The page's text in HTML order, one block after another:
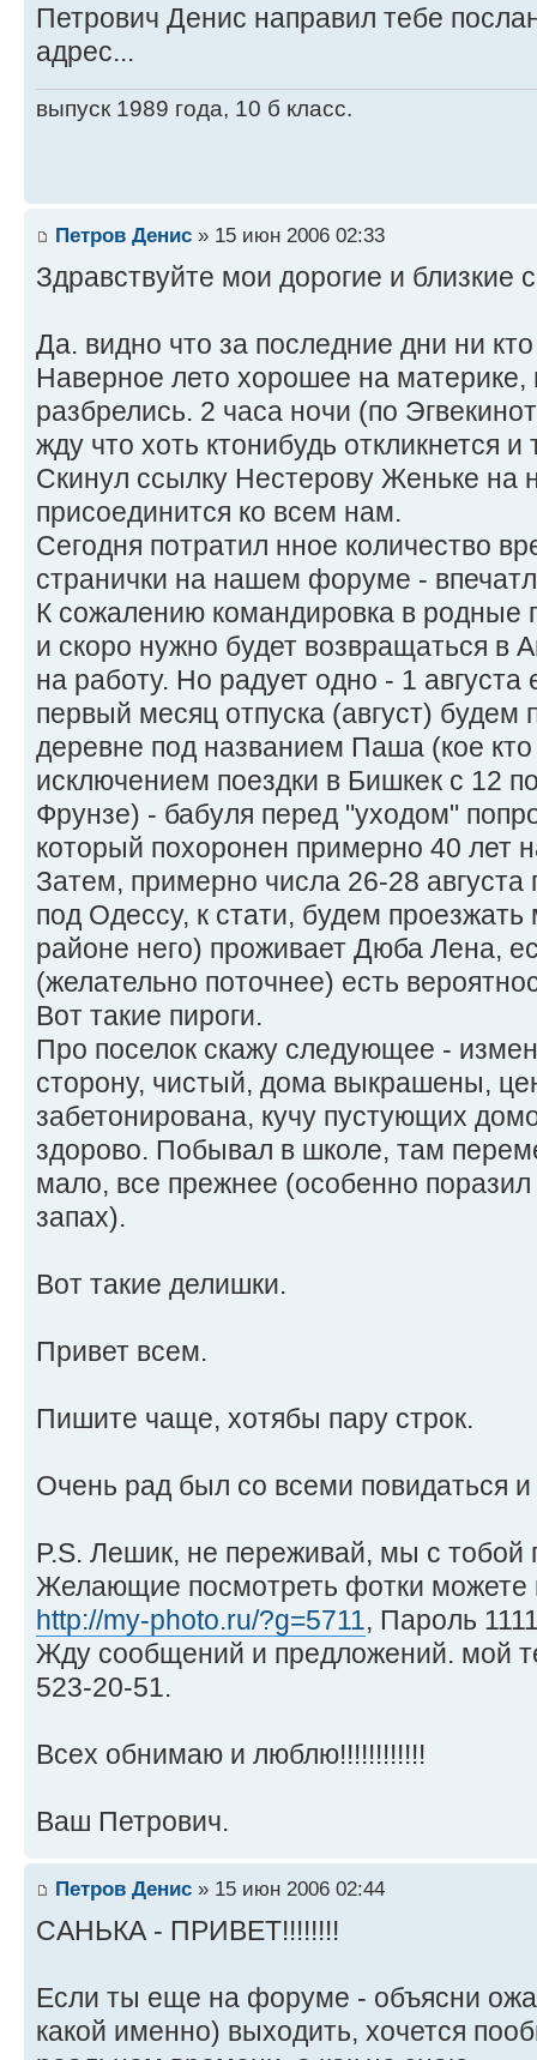
Петрович Денис направил тебе
адрес...
выпуск 1989 года, 10 б класс.
Петров Денис » 15 июн 2006 02:33
Здравствуйте мои дорогие и близкие
Да. видно что за последние дни ни
Наверное лето хорошее на
разбрелись. 2 часа ночи (по
жду что хоть ктонибудь откликнется
Скинул ссылку Нестерову Женьке
присоединится ко всем нам.
Сегодня потратил нное количество
странички на нашем форуме -
К сожалению командировка в родные
и скоро нужно будет возвращаться в
на работу. Но радует одно - 1
первый месяц отпуска (август)
деревне под названием Паша (кое кто
исключением поездки в Бишкек с 12
Фрунзе) - бабуля перед "уходом"
который похоронен примерно 40 лет
Затем, примерно числа 26-28
под Одессу, к стати, будем
районе него) проживает Дюба Лена,
(желательно поточнее) есть
Вот такие пироги.
Про поселок скажу следующее -
сторону, чистый, дома выкрашены,
забетонирована, кучу пустующих
здорово. Побывал в школе, там
мало, все прежнее (особенно
запах).
Вот такие делишки.
Привет всем.
Пишите чаще, хотябы пару строк.
Очень рад был со всеми повидаться и
P.S. Лешик, не переживай, мы с тобой
Желающие посмотреть фотки можете
http://my-photo.ru/?g=5711, Пароль
Жду сообщений и предложений. мой
523-20-51.
Всех обнимаю и люблю!!!!!!!!!!!!
Ваш Петрович.
Петров Денис » 15 июн 2006 02:44
САНЬКА - ПРИВЕТ!!!!!!!!
Если ты еще на форуме - объясни
какой именно) выходить, хочется